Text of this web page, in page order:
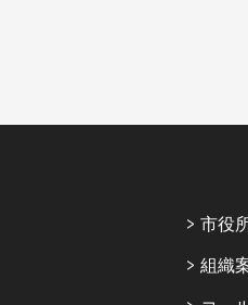
市役
組織